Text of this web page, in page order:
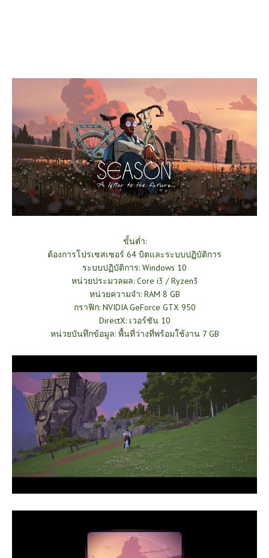
ขั้นต่ำ:
ต้องการโปรเซสเซอร์ 64 บิตและระบบปฏิบัติการ
ระบบปฏิบัติการ: Windows 10
หน่วยประมวลผล: Core i3 / Ryzen3
หน่วยความจำ: RAM 8 GB
กราฟิก: NVIDIA GeForce GTX 950
DirectX: เวอร์ชัน 10
หน่วยบันทึกข้อมูล: พื้นที่ว่างที่พร้อมใช้งาน 7 GB